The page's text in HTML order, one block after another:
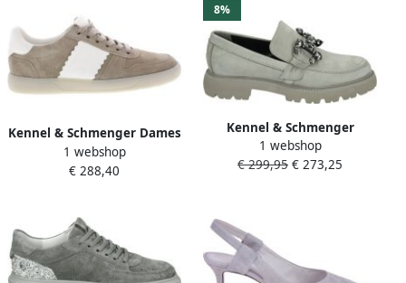
Kennel & Schmenger Dames
Sneakers Pop 51-22730-517
Taupe
1 webshop
€ 288,40
8%
Kennel & Schmenger
Instappers Grijs
1 webshop
€ 299,95 € 273,25